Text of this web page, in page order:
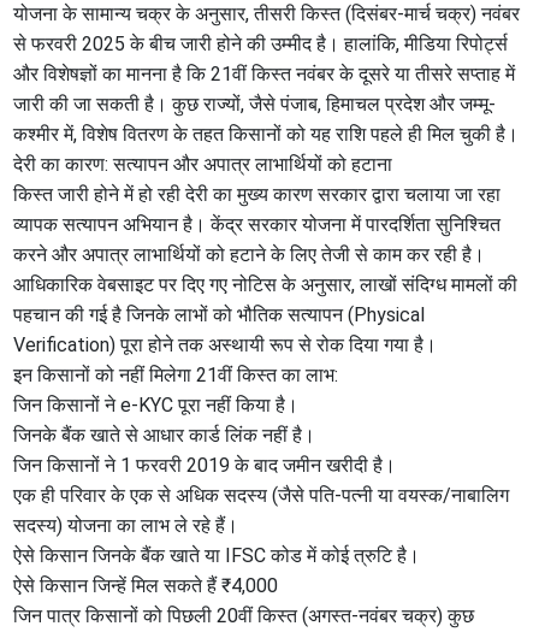
​योजना के सामान्य चक्र के अनुसार, तीसरी किस्त (दिसंबर-मार्च चक्र) नवंबर
से फरवरी 2025 के बीच जारी होने की उम्मीद है। हालांकि, मीडिया रिपोर्ट्स
और विशेषज्ञों का मानना ​​है कि 21वीं किस्त नवंबर के दूसरे या तीसरे सप्ताह में
जारी की जा सकती है। कुछ राज्यों, जैसे पंजाब, हिमाचल प्रदेश और जम्मू-
कश्मीर में, विशेष वितरण के तहत किसानों को यह राशि पहले ही मिल चुकी है।
​देरी का कारण: सत्यापन और अपात्र लाभार्थियों को हटाना
​किस्त जारी होने में हो रही देरी का मुख्य कारण सरकार द्वारा चलाया जा रहा
व्यापक सत्यापन अभियान है। केंद्र सरकार योजना में पारदर्शिता सुनिश्चित
करने और अपात्र लाभार्थियों को हटाने के लिए तेजी से काम कर रही है।
आधिकारिक वेबसाइट पर दिए गए नोटिस के अनुसार, लाखों संदिग्ध मामलों की
पहचान की गई है जिनके लाभों को भौतिक सत्यापन (Physical
Verification) पूरा होने तक अस्थायी रूप से रोक दिया गया है।
​इन किसानों को नहीं मिलेगा 21वीं किस्त का लाभ:
​जिन किसानों ने e-KYC पूरा नहीं किया है।
​जिनके बैंक खाते से आधार कार्ड लिंक नहीं है।
​जिन किसानों ने 1 फरवरी 2019 के बाद जमीन खरीदी है।
​एक ही परिवार के एक से अधिक सदस्य (जैसे पति-पत्नी या वयस्क/नाबालिग
सदस्य) योजना का लाभ ले रहे हैं।
​ऐसे किसान जिनके बैंक खाते या IFSC कोड में कोई त्रुटि है।
​ऐसे किसान जिन्हें मिल सकते हैं ₹4,000
​जिन पात्र किसानों को पिछली 20वीं किस्त (अगस्त-नवंबर चक्र) कुछ